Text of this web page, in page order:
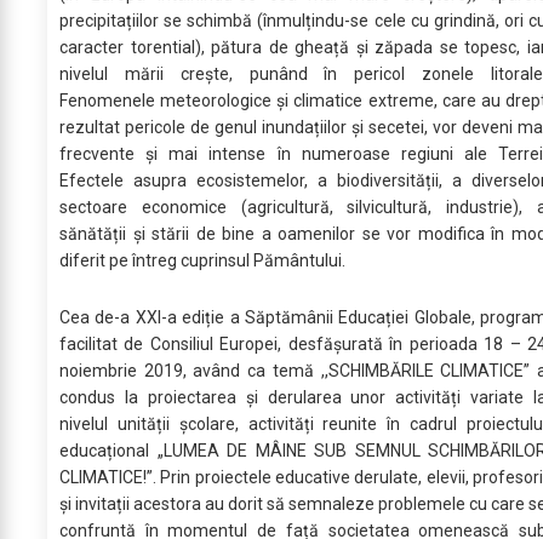
precipitațiilor se schimbă (înmulțindu-se cele cu grindină, ori
caracter torential), pătura de gheață și zăpada se topesc,
nivelul mării crește, punând în pericol zonele
Fenomenele meteorologice și climatice extreme, care au
rezultat pericole de genul inundațiilor și secetei, vor deveni
frecvente și mai intense în numeroase regiuni ale
Efectele asupra ecosistemelor, a biodiversității, a
sectoare economice (agricultură, silvicultură, industrie),
sănătății și stării de bine a oamenilor se vor modifica în
diferit pe întreg cuprinsul Pământului.
Cea de-a XXI-a ediție a Săptămânii Educației Globale,
facilitat de Consiliul Europei, desfășurată în perioada 18 –
noiembrie 2019, având ca temă ,,SCHIMBĂRILE CLIMATICE”
condus la proiectarea și derularea unor activități variate
nivelul unității școlare, activități reunite în cadrul
educațional „LUMEA DE MÂINE SUB SEMNUL
CLIMATICE!”. Prin proiectele educative derulate, elevii,
și invitații acestora au dorit să semnaleze problemele cu care
confruntă în momentul de față societatea omenească